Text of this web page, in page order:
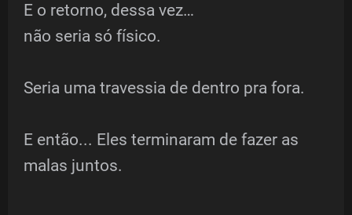
E o retorno, dessa vez…
não seria só físico.
Seria uma travessia de dentro pra fora.
E então... Eles terminaram de fazer as
malas juntos.